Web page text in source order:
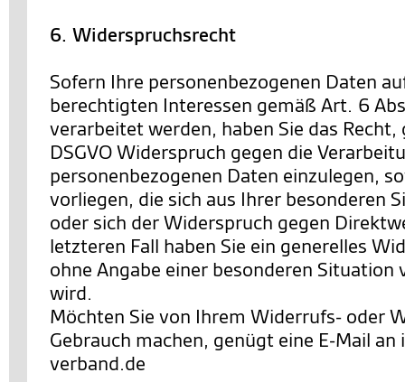
6. Widerspruchsrecht
Sofern Ihre personenbezogenen Daten
berechtigten Interessen gemäß Art. 6
verarbeitet werden, haben Sie das Recht,
DSGVO Widerspruch gegen die
personenbezogenen Daten einzulegen,
vorliegen, die sich aus Ihrer besonderen
oder sich der Widerspruch gegen
letzteren Fall haben Sie ein generelles
ohne Angabe einer besonderen Situation
wird.
Möchten Sie von Ihrem Widerrufs- oder
Gebrauch machen, genügt eine E-Mail an
verband.de